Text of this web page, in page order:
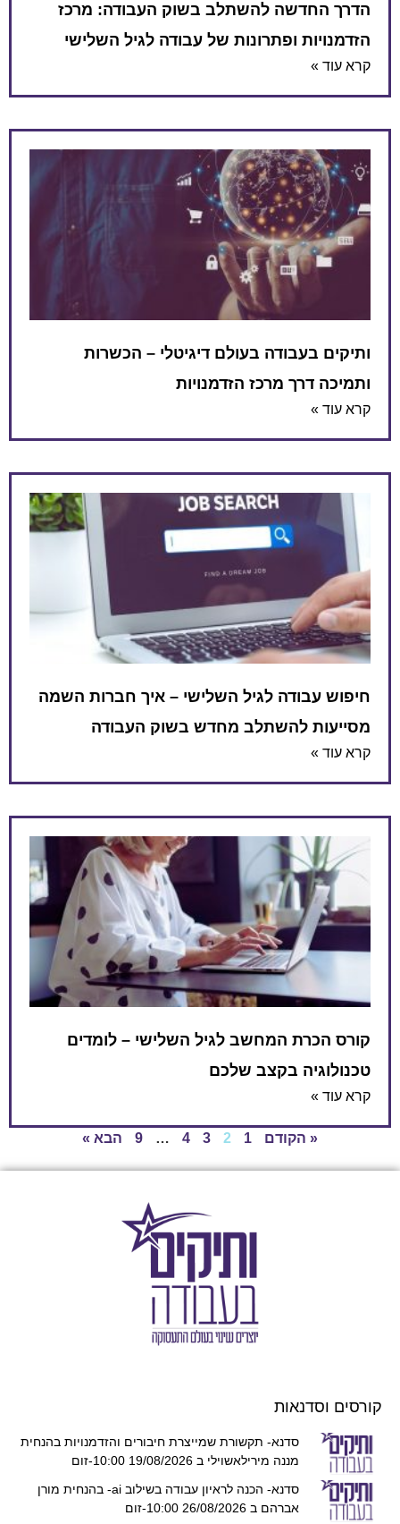
הדרך החדשה להשתלב בשוק העבודה: מרכז
הזדמנויות ופתרונות של עבודה לגיל השלישי
קרא עוד »
ותיקים בעבודה בעולם דיגיטלי – הכשרות
ותמיכה דרך מרכז הזדמנויות
קרא עוד »
חיפוש עבודה לגיל השלישי – איך חברות השמה
מסייעות להשתלב מחדש בשוק העבודה
קרא עוד »
קורס הכרת המחשב לגיל השלישי – לומדים
טכנולוגיה בקצב שלכם
קרא עוד »
« הקודם 1
2
3
4
…
9 הבא »
קורסים וסדנאות
סדנא- תקשורת שמייצרת חיבורים והזדמנויות בהנחית
מננה מירילאשוילי ב 19/08/2026 10:00-זום
סדנא- הכנה לראיון עבודה בשילוב ai- בהנחית מורן
אברהם ב 26/08/2026 10:00-זום